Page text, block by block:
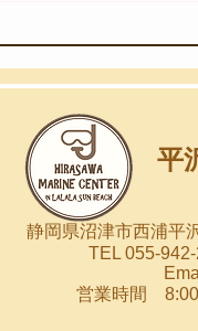
平
静岡県沼津市西浦平
TEL 055-
営業時間